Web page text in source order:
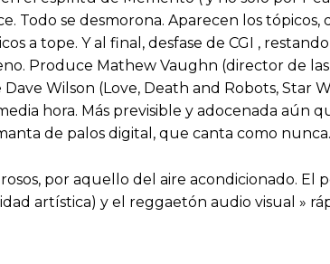
Todo se desmorona. Aparecen los
a tope. Y al final, desfase de CGI ,
Produce Mathew Vaughn (director de
Wilson (Love, Death and Robots,
hora. Más previsible y adocenada aún
de palos digital, que canta como nunca.
por aquello del aire acondicionado. El
artística) y el reggaetón​ audio visual »